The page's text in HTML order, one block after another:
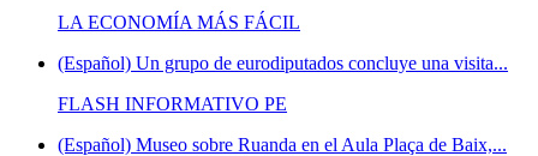
LA ECONOMÍA MÁS FÁCIL
(Español) Un grupo de eurodiputados concluye una visita...
FLASH INFORMATIVO PE
(Español) Museo sobre Ruanda en el Aula Plaça de Baix,...